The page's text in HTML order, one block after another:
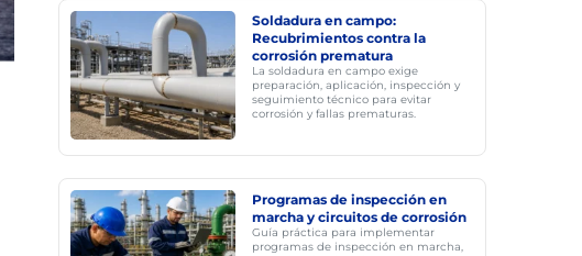
Soldadura en campo:
Recubrimientos contra la
corrosión prematura
La soldadura en campo exige
preparación, aplicación, inspección y
seguimiento técnico para evitar
corrosión y fallas prematuras.
Programas de inspección en
marcha y circuitos de corrosión
Guía práctica para implementar
programas de inspección en marcha,